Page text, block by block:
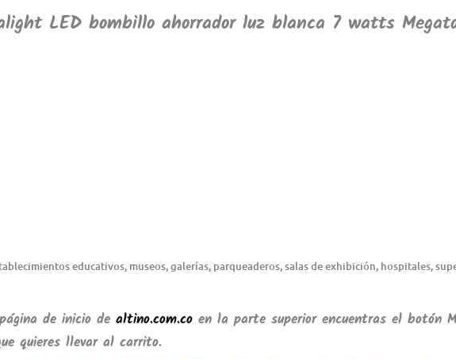
LED bombillo ahorrador luz blanca 7 watts
educativos, museos, galerías, parqueaderos, salas de exhibición, hospitales,
de inicio de altino.com.co en la parte superior encuentras el botón
quieres llevar al carrito.